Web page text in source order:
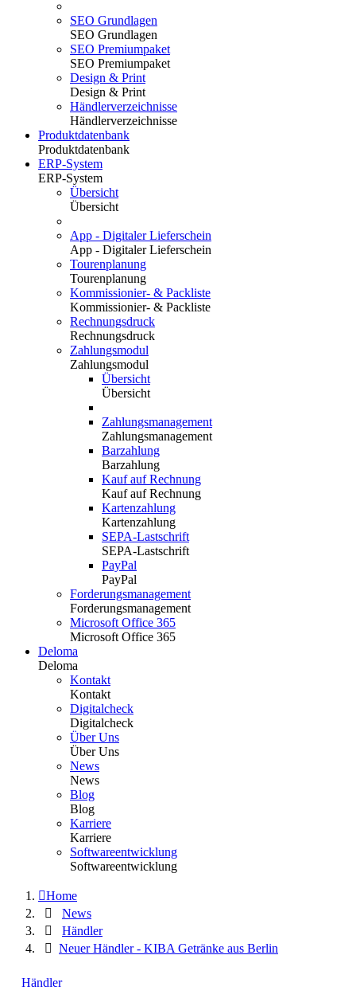
SEO Grundlagen
SEO Grundlagen
SEO Premiumpaket
SEO Premiumpaket
Design & Print
Design & Print
Händlerverzeichnisse
Händlerverzeichnisse
Produktdatenbank
Produktdatenbank
ERP-System
ERP-System
Übersicht
Übersicht
App - Digitaler Lieferschein
App - Digitaler Lieferschein
Tourenplanung
Tourenplanung
Kommissionier- & Packliste
Kommissionier- & Packliste
Rechnungsdruck
Rechnungsdruck
Zahlungsmodul
Zahlungsmodul
Übersicht
Übersicht
Zahlungsmanagement
Zahlungsmanagement
Barzahlung
Barzahlung
Kauf auf Rechnung
Kauf auf Rechnung
Kartenzahlung
Kartenzahlung
SEPA-Lastschrift
SEPA-Lastschrift
PayPal
PayPal
Forderungsmanagement
Forderungsmanagement
Microsoft Office 365
Microsoft Office 365
Deloma
Deloma
Kontakt
Kontakt
Digitalcheck
Digitalcheck
Über Uns
Über Uns
News
News
Blog
Blog
Karriere
Karriere
Softwareentwicklung
Softwareentwicklung
Home
News
Händler
Neuer Händler - KIBA Getränke aus Berlin
Händler